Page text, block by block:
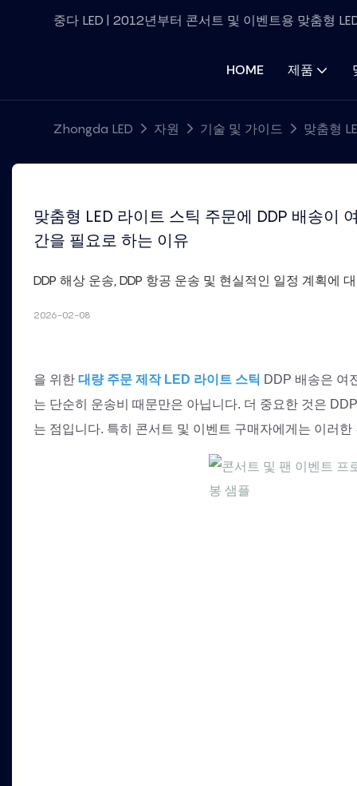
중다 LED | 2012년부터 콘서트 및 이벤트용 맞춤형
HOME 제품
Zhongda LED 자원 기술 및 가이드 맞춤형
맞춤형 LED 라이트 스틱 주문에 DDP 배송이
간을 필요로 하는 이유
DDP 해상 운송, DDP 항공 운송 및 현실적인 일정 계획에
2026-02-08
을 위한 대량 주문 제작 LED 라이트 스틱 DDP 배송은 여
는 단순히 운송비 때문만은 아닙니다. 더 중요한 것은
는 점입니다. 특히 콘서트 및 이벤트 구매자에게는 이러